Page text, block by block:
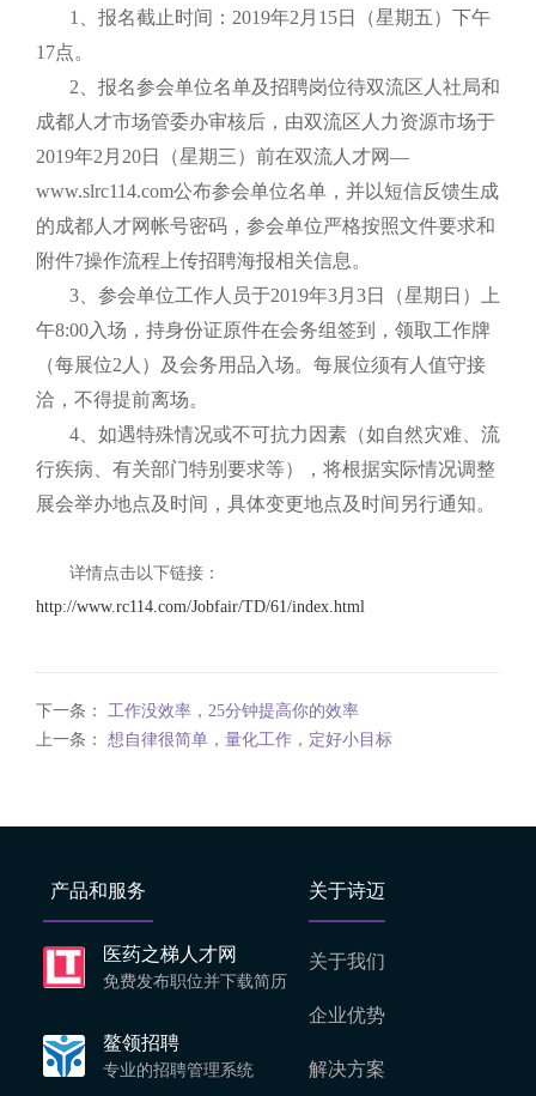
1、报名截止时间：2019年2月15日（星期五）下午
17点。
2、报名参会单位名单及招聘岗位待双流区人社局和
成都人才市场管委办审核后，由双流区人力资源市场于
2019年2月20日（星期三）前在双流人才网—
www.slrc114.com公布参会单位名单，并以短信反馈生成
的成都人才网帐号密码，参会单位严格按照文件要求和
附件7操作流程上传招聘海报相关信息。
3、参会单位工作人员于2019年3月3日（星期日）上
午8:00入场，持身份证原件在会务组签到，领取工作牌
（每展位2人）及会务用品入场。每展位须有人值守接
洽，不得提前离场。
4、如遇特殊情况或不可抗力因素（如自然灾难、流
行疾病、有关部门特别要求等），将根据实际情况调整
展会举办地点及时间，具体变更地点及时间另行通知。
详情点击以下链接：
http://www.rc114.com/Jobfair/TD/61/index.html
下一条： 工作没效率，25分钟提高你的效率
上一条： 想自律很简单，量化工作，定好小目标
产品和服务
医药之梯人才网
免费发布职位并下载简历
鳌领招聘
专业的招聘管理系统
关于诗迈
关于我们
企业优势
解决方案